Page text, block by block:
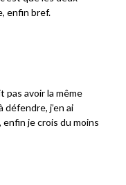
enfin bref.
pas avoir la même
défendre, j’en ai
je crois du moins